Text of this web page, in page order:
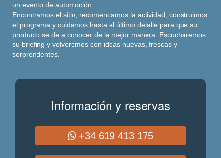
un evento de automoción.
Encontramos el sitio, recomendamos la actividad, construimos
el programa y cuidamos hasta el último detalle para que su
producto se de a conocer de la mejor manera. Escucharemos
su briefing y volveremos con ideas nuevas, frescas y
sorprendentes.
Información y reservas
+34 619 413 175